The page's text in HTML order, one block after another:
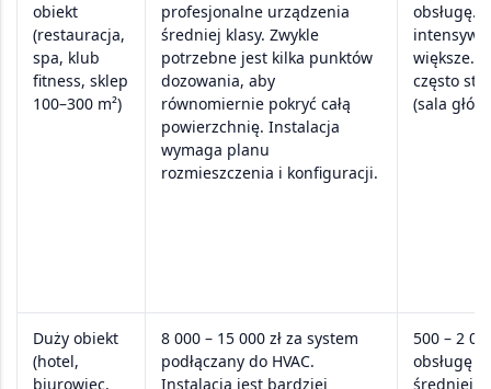
obiekt
(restauracja,
spa, klub
fitness, sklep
100–300 m²)
profesjonalne urządzenia
średniej klasy. Zwykle
potrzebne jest kilka punktów
dozowania, aby
równomiernie pokryć całą
powierzchnię. Instalacja
wymaga planu
rozmieszczenia i konfiguracji.
obsługę.
większe.
często
(sala
Duży obiekt
(hotel,
biurowiec,
8 000 – 15 000 zł za system
podłączany do HVAC.
Instalacja jest bardziej
500 – 2
obsługę
średniej